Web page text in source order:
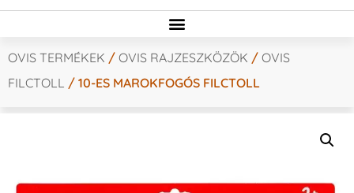
OVIS TERMÉKEK / OVIS RAJZESZKÖZÖK / OVIS
FILCTOLL / 10-ES MAROKFOGÓS FILCTOLL